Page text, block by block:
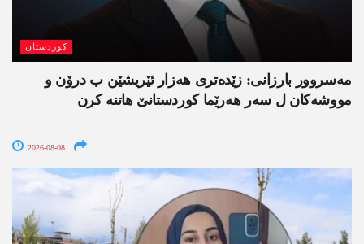
کوردستان
مەسروور بارزانی: زێدەتری ھەزار ئێریشێن ب درۆن و
مووشەکان ل سەر ھەرێما کوردستانێ ھاتنە کرن
2026-08-08